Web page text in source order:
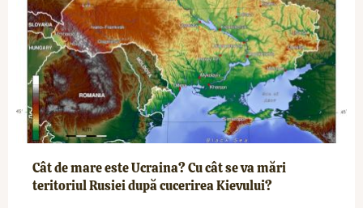
Cât de mare este Ucraina? Cu cât se va mări
teritoriul Rusiei după cucerirea Kievului?